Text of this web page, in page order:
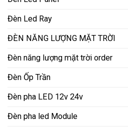
Đèn Led Ray
ĐÈN NĂNG LƯỢNG MẶT TRỜI
Đèn năng lượng mặt trời order
Đèn Ốp Trần
Đèn pha LED 12v 24v
Đèn pha led Module